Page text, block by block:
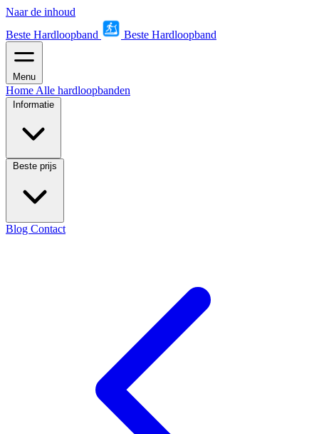
Naar de inhoud
Beste Hardloopband
Beste Hardloopband
Menu
Home Alle hardloopbanden
Informatie
Beste prijs
Blog Contact